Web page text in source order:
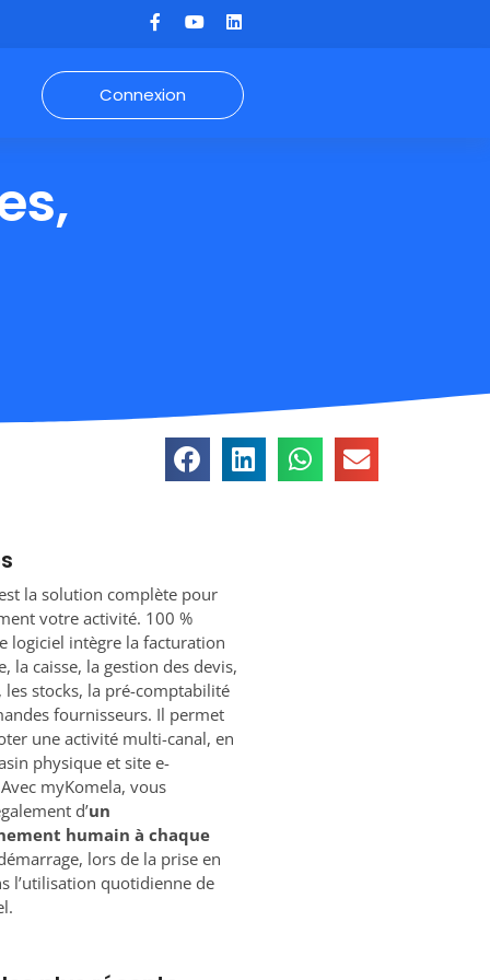
Connexion
la solution complète pour
votre activité. 100 %
logiciel intègre la facturation
la caisse, la gestion des devis,
les stocks, la pré-comptabilité
fournisseurs. Il permet
une activité multi-canal, en
physique et site e-
myKomela, vous
d’un
humain à chaque
lors de la prise en
l’utilisation quotidienne de